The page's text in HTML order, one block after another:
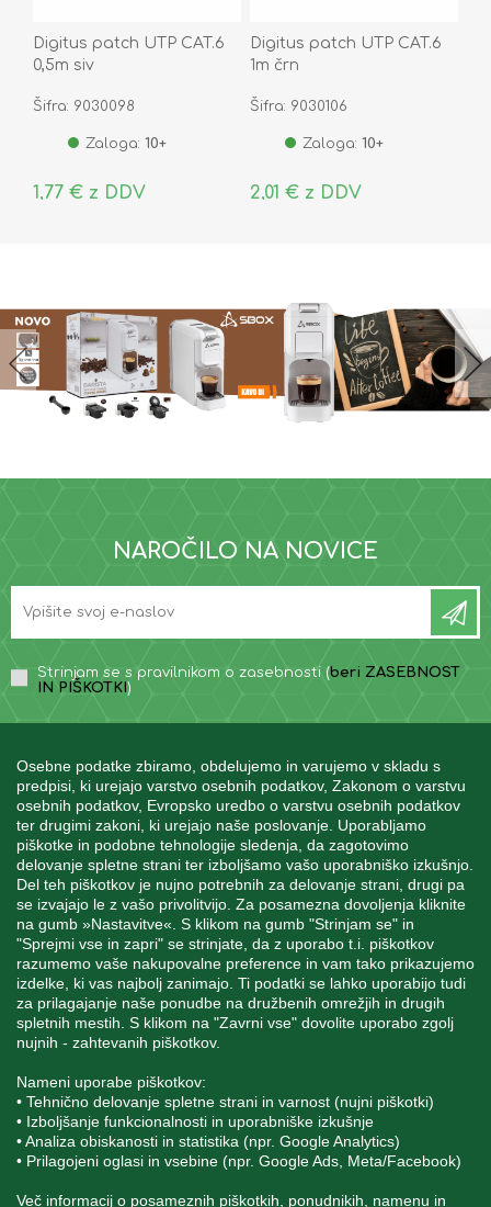
Osebne podatke zbiramo, obdelujemo in varujemo v skladu s
predpisi, ki urejajo varstvo osebnih podatkov, Zakonom o varstvu
osebnih podatkov, Evropsko uredbo o varstvu osebnih podatkov
ter drugimi zakoni, ki urejajo naše poslovanje. Uporabljamo
piškotke in podobne tehnologije sledenja, da zagotovimo
delovanje spletne strani ter izboljšamo vašo uporabniško izkušnjo.
Del teh piškotkov je nujno potrebnih za delovanje strani, drugi pa
se izvajajo le z vašo privolitvijo. Za posamezna dovoljenja kliknite
na gumb »Nastavitve«. S klikom na gumb "Strinjam se" in
"Sprejmi vse in zapri" se strinjate, da z uporabo t.i. piškotkov
razumemo vaše nakupovalne preference in vam tako prikazujemo
izdelke, ki vas najbolj zanimajo. Ti podatki se lahko uporabijo tudi
za prilagajanje naše ponudbe na družbenih omrežjih in drugih
spletnih mestih. S klikom na "Zavrni vse" dovolite uporabo zgolj
nujnih - zahtevanih piškotkov.
Nameni uporabe piškotkov:
• Tehnično delovanje spletne strani in varnost (nujni piškotki)
• Izboljšanje funkcionalnosti in uporabniške izkušnje
• Analiza obiskanosti in statistika (npr. Google Analytics)
• Prilagojeni oglasi in vsebine (npr. Google Ads, Meta/Facebook)
Več informacij o posameznih piškotkih, ponudnikih, namenu in
Digitus patch UTP CAT.6
0,5m siv
Šifra: 9030098
Zaloga: 10+
1,77 € z DDV
Digitus patch UTP CAT.6
1m črn
Šifra: 9030106
Zaloga: 10+
2,01 € z DDV
NAROČILO NA NOVICE
Strinjam se s pravilnikom o zasebnosti (beri ZASEBNOST
IN PIŠKOTKI )
INFORMACIJE
MOJ RAČUN
STORITEV ZA STRANKE
SPREMLJAJTE NAS
Blatnica 8, 1236 Trzin